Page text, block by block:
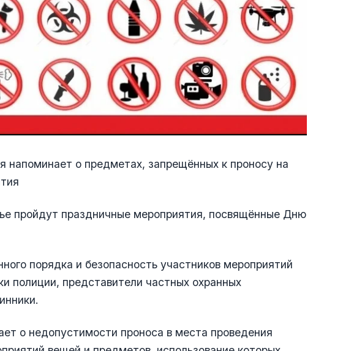
напоминает о предметах, запрещённых к проносу на
пройдут праздничные мероприятия, посвящённые Дню
порядка и безопасность участников мероприятий
полиции, представители частных охранных
о недопустимости проноса в места проведения